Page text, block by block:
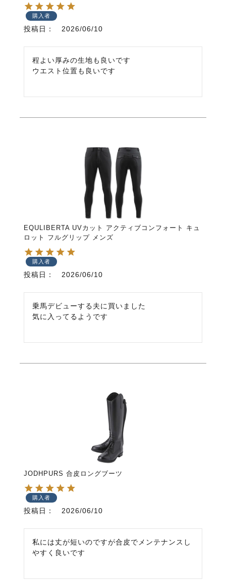
購入者
投稿日 2026/06/10
程よい厚みの生地も良いです
ウエスト位置も良いです
EQULIBERTA UVカット アクティブコンフォート キュ
ロット フルグリップ メンズ
購入者
投稿日 2026/06/10
乗馬デビューする夫に買いました
気に入ってるようです
JODHPURS 合皮ロングブーツ
購入者
投稿日 2026/06/10
私には丈が短いのですが合皮でメンテナンスし
やすく良いです